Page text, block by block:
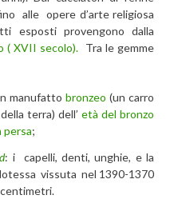
alle opere d’arte religiosa
esposti provengono dalla
( XVII secolo). Tra le gemme
manufatto bronzeo (un carro
terra) dell’età del bronzo
persa;
: i capelli, denti, unghie, e la
vissuta nel 1390-1370
centimetri.